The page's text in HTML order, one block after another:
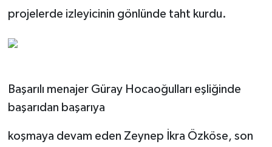
projelerde izleyicinin gönlünde taht kurdu.
Başarılı menajer Güray Hocaoğulları eşliğinde
başarıdan başarıya
koşmaya devam eden Zeynep İkra Özköse, son